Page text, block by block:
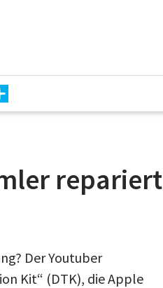
repariert
Der Youtuber
Kit“ (DTK), die Apple